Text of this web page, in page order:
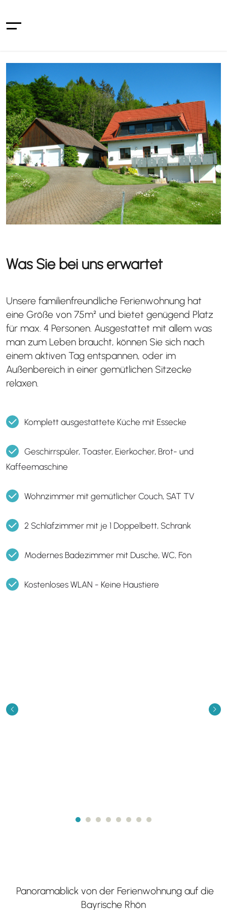
Was Sie bei uns erwartet
Unsere familienfreundliche Ferienwohnung hat
eine Größe von 75m² und bietet genügend Platz
für max. 4 Personen. Ausgestattet mit allem was
man zum Leben braucht, können Sie sich nach
einem aktiven Tag entspannen, oder im
Außenbereich in einer gemütlichen Sitzecke
relaxen.
Komplett ausgestattete Küche mit Essecke
Geschirrspüler, Toaster, Eierkocher, Brot- und
Kaffeemaschine
Wohnzimmer mit gemütlicher Couch, SAT TV
2 Schlafzimmer mit je 1 Doppelbett, Schrank
Modernes Badezimmer mit Dusche, WC, Fön
Kostenloses WLAN - Keine Haustiere
Previous Next
Panoramablick von der Ferienwohnung auf die
Bayrische Rhön